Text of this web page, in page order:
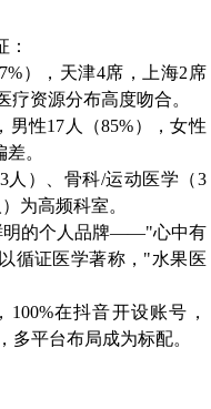
），天津4席，上海2席
资源分布高度吻合。
男性17人（85%），女性
。
人）、骨科/运动医学（3
为高频科室。
明的个人品牌——"心中有
循证医学著称，"水果医
100%在抖音开设账号，
多平台布局成为标配。